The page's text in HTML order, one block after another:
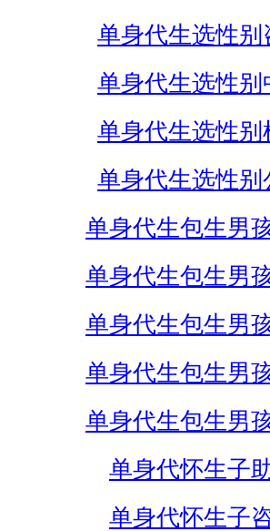
单身代生选性别
单身代生选性别
单身代生选性别
单身代生选性别
单身代生包生男
单身代生包生男
单身代生包生男
单身代生包生男
单身代生包生男
单身代怀生子
单身代怀生子